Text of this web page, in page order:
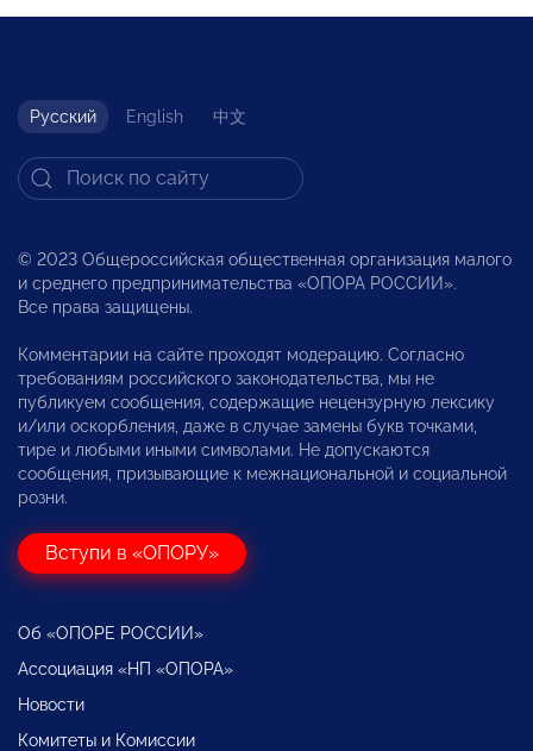
Русский English 中文
© 2023 Общероссийская общественная организация малого
и среднего предпринимательства «ОПОРА РОССИИ».
Все права защищены.
Комментарии на сайте проходят модерацию. Согласно
требованиям российского законодательства, мы не
публикуем сообщения, содержащие нецензурную лексику
и/или оскорбления, даже в случае замены букв точками,
тире и любыми иными символами. Не допускаются
сообщения, призывающие к межнациональной и социальной
розни.
Вступи в «ОПОРУ»
Об «ОПОРЕ РОССИИ»
Ассоциация «НП «ОПОРА»
Новости
Комитеты и Комиссии